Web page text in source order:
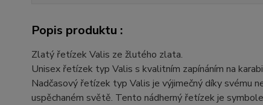
Popis produktu :
Zlatý řetízek Valis ze žlutého zlata.
Unisex řetízek typ Valis s kvalitním zapínáním na
Nadčasový řetízek typ Valis je výjimečný díky svému
uspěchaném světě. Tento nádherný řetízek je